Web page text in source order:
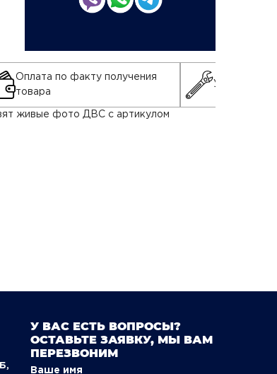
Оплата по факту получения
товара
Установка
живые фото ДВС с артикулом
У ВАС ЕСТЬ ВОПРОСЫ?
ОСТАВЬТЕ ЗАЯВКУ, МЫ ВАМ
ПЕРЕЗВОНИМ
Ваше имя